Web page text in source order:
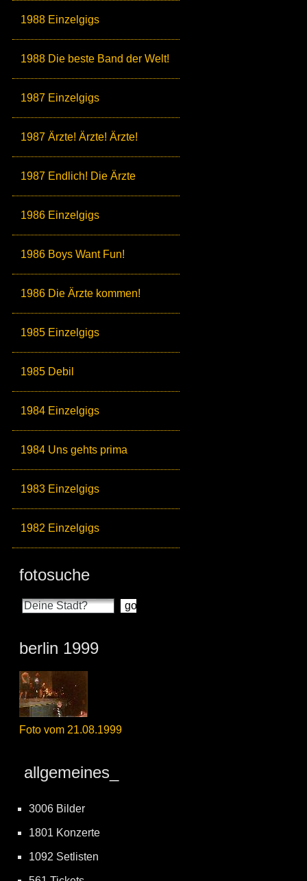
1988 Einzelgigs
1988 Die beste Band der Welt!
1987 Einzelgigs
1987 Ärzte! Ärzte! Ärzte!
1987 Endlich! Die Ärzte
1986 Einzelgigs
1986 Boys Want Fun!
1986 Die Ärzte kommen!
1985 Einzelgigs
1985 Debil
1984 Einzelgigs
1984 Uns gehts prima
1983 Einzelgigs
1982 Einzelgigs
fotosuche
berlin 1999
Foto vom 21.08.1999
allgemeines_
3006 Bilder
1801 Konzerte
1092 Setlisten